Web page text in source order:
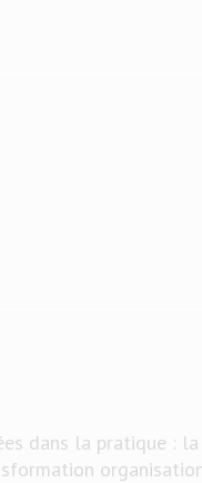
dans la pratique :